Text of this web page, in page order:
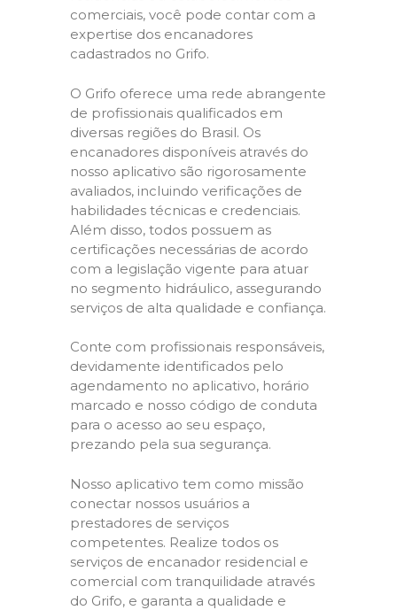
comerciais, você pode contar com a
expertise dos encanadores
cadastrados no Grifo.
O Grifo oferece uma rede abrangente
de profissionais qualificados em
diversas regiões do Brasil. Os
encanadores disponíveis através do
nosso aplicativo são rigorosamente
avaliados, incluindo verificações de
habilidades técnicas e credenciais.
Além disso, todos possuem as
certificações necessárias de acordo
com a legislação vigente para atuar
no segmento hidráulico, assegurando
serviços de alta qualidade e confiança.
Conte com profissionais responsáveis,
devidamente identificados pelo
agendamento no aplicativo, horário
marcado e nosso código de conduta
para o acesso ao seu espaço,
prezando pela sua segurança.
Nosso aplicativo tem como missão
conectar nossos usuários a
prestadores de serviços
competentes. Realize todos os
serviços de encanador residencial e
comercial com tranquilidade através
do Grifo, e garanta a qualidade e